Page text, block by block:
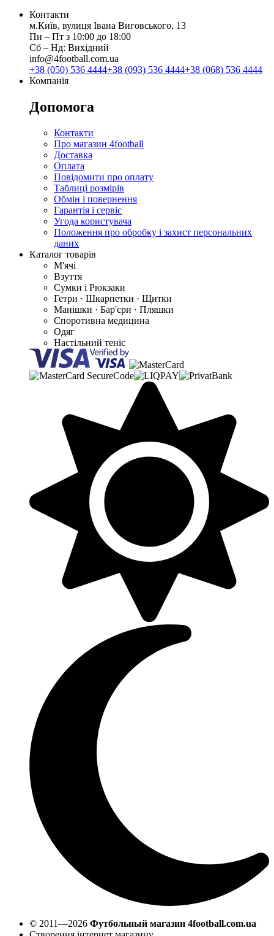
Контакти
м.Київ, вулиця Івана Виговського, 13
Пн ‒ Пт з 10:00 до 18:00
Сб ‒ Нд: Вихідний
info@4football.com.ua
+38 (050) 536 4444+38 (093) 536 4444+38 (068) 536 4444
Компанія
Допомога
Контакти
Про магазин 4football
Доставка
Оплата
Повідомити про оплату
Таблиці розмірів
Обмін і повернення
Гарантія і сервіс
Угода користувача
Положення про обробку і захист персональних
даних
Каталог товарів
М'ячі
Взуття
Сумки і Рюкзаки
Гетри · Шкарпетки · Щитки
Манішки · Бар'єри · Пляшки
Споротивна медицина
Одяг
Настільний теніс
© 2011—2026 Футбольный магазин 4football.com.ua